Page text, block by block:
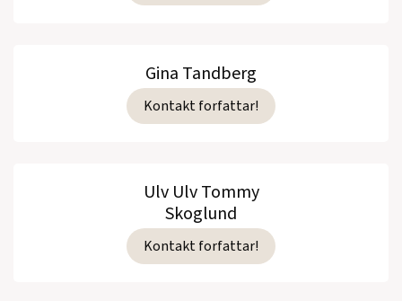
Gina Tandberg
Kontakt forfattar!
Ulv Ulv Tommy
Skoglund
Kontakt forfattar!